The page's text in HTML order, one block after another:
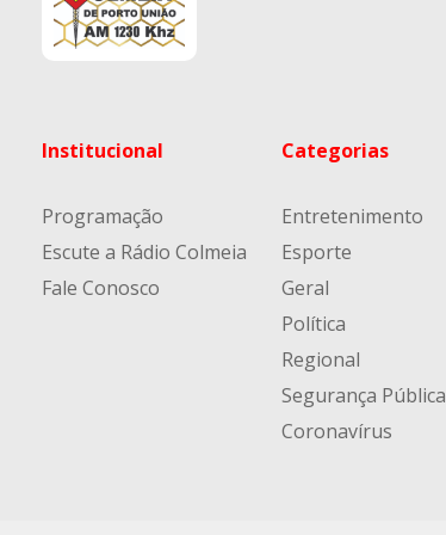
Institucional
Programação
Escute a Rádio Colmeia
Fale Conosco
Categorias
Entretenimento
Esporte
Geral
Política
Regional
Segurança Pública
Coronavírus